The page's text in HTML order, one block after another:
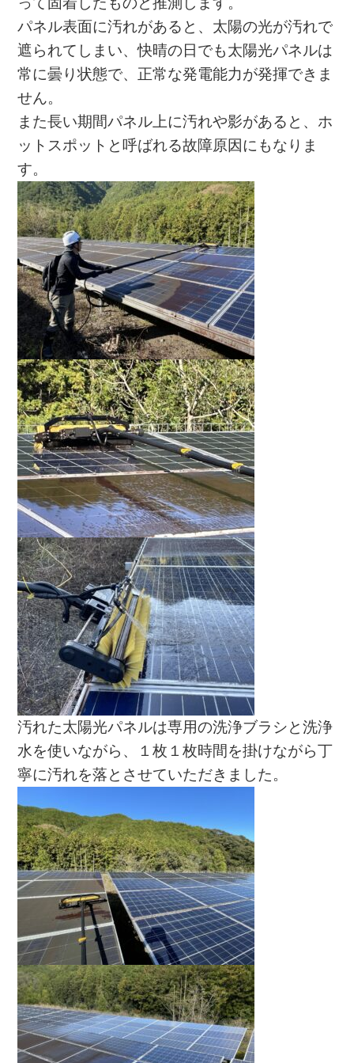
パネル表面に汚れがあると、太陽の光が汚れで
遮られてしまい、快晴の日でも太陽光パネルは
常に曇り状態で、正常な発電能力が発揮できま
せん。
また長い期間パネル上に汚れや影があると、ホ
ットスポットと呼ばれる故障原因にもなりま
す。
汚れた太陽光パネルは専用の洗浄ブラシと洗浄
水を使いながら、１枚１枚時間を掛けながら丁
寧に汚れを落とさせていただきました。